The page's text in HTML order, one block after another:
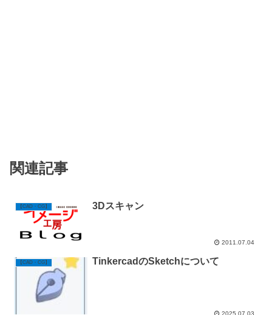
関連記事
【CAD・CG】 3Dスキャン
2011.07.04
【CAD・CG】 TinkercadのSketchについて